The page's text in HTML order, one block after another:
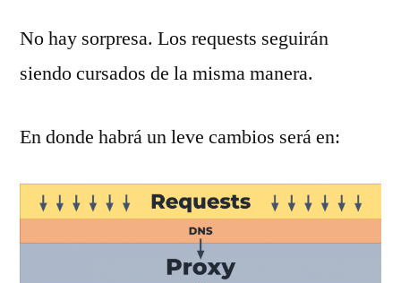
No hay sorpresa. Los requests seguirán
siendo cursados de la misma manera.
En donde habrá un leve cambios será en: